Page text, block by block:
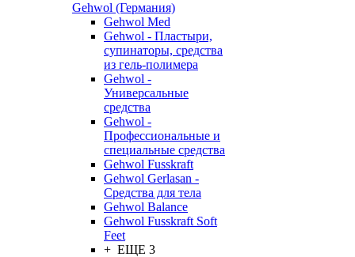
Gehwol (Германия)
Gehwol Med
Gehwol - Пластыри,
супинаторы, средства
из гель-полимера
Gehwol -
Универсальные
средства
Gehwol -
Профессиональные и
специальные средства
Gehwol Fusskraft
Gehwol Gerlasan -
Средства для тела
Gehwol Balance
Gehwol Fusskraft Soft
Feet
+ ЕЩЕ 3